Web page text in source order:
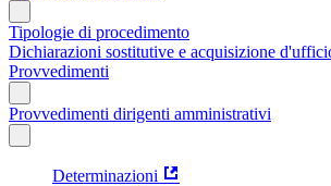
Tipologie di procedimento
Dichiarazioni sostitutive e acquisizione
Provvedimenti
Provvedimenti dirigenti amministrativi
Determinazioni